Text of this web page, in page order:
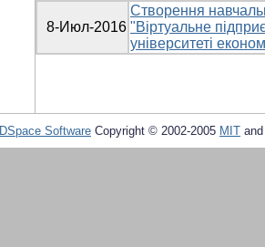
8-Июл-2016
Створення
"Віртуальне
університеті
DSpace Software Copyright © 2002-2005 MIT